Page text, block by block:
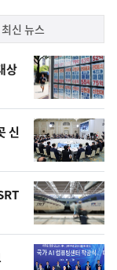
락
최신 뉴스
상
신